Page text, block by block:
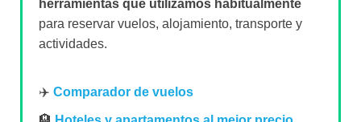
herramientas que utilizamos habitualmente
para reservar vuelos, alojamiento, transporte y
actividades.
✈️ Comparador de vuelos